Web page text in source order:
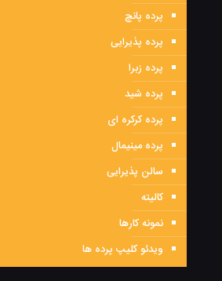
پرده پانچ
پرده پذیرایی
پرده زبرا
پرده شید
پرده کرکره ای
پرده مینیمال
سالن پذیرایی
کالیته
نمونه کارها
ویدئو کلیپ پرده ها